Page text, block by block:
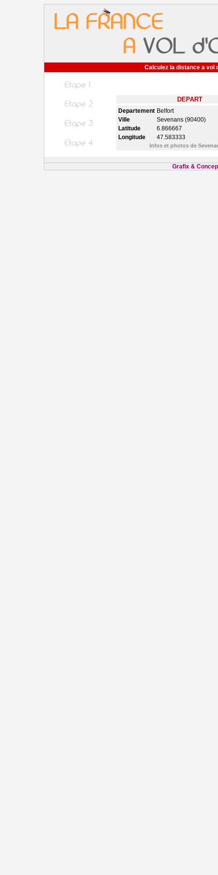
Calculez la distance a vol
DEPART
Departement Belfort
Ville
Sevenans (90400)
Latitude
6.866667
Longitude
47.583333
Infos et photos de
Grafix &